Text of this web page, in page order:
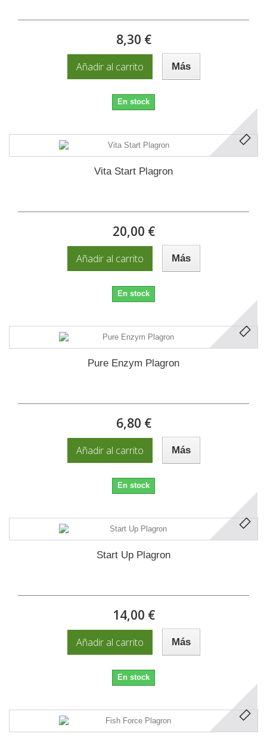
8,30 €
Añadir al carrito Más
En stock
Vita Start Plagron
20,00 €
Añadir al carrito Más
En stock
Pure Enzym Plagron
6,80 €
Añadir al carrito Más
En stock
Start Up Plagron
14,00 €
Añadir al carrito Más
En stock